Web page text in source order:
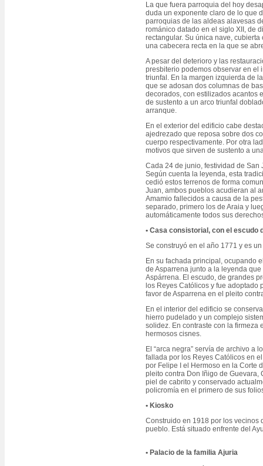
La que fuera parroquia del hoy
duda un exponente claro de lo que
parroquias de las aldeas alavesas
románico datado en el siglo XII, de
rectangular. Su única nave,
una cabecera recta en la que se
A pesar del deterioro y las
presbiterio podemos observar en el
triunfal. En la margen izquierda de
que se adosan dos columnas de
decorados, con estilizados acantos
de sustento a un arco triunfal
arranque.
En el exterior del edificio cabe
ajedrezado que reposa sobre dos
cuerpo respectivamente. Por otra
motivos que sirven de sustento a
Cada 24 de junio, festividad de San
Según cuenta la leyenda, esta
cedió estos terrenos de forma
Juan, ambos pueblos acudieran al
Amamio fallecidos a causa de la
separado, primero los de Araia y
automáticamente todos sus
• Casa consistorial, con el escudo
Se construyó en el año 1771 y es
En su fachada principal, ocupando
de Asparrena junto a la leyenda
Aspárrena. El escudo, de grandes
los Reyes Católicos y fue
favor de Asparrena en el pleito
En el interior del edificio se
hierro pudelado y un complejo
solidez. En contraste con la firmeza
hermosos cisnes.
El “arca negra” servía de archivo a
fallada por los Reyes Católicos en
por Felipe I el Hermoso en la Corte
pleito contra Don Iñigo de Guevara,
piel de cabrito y conservado
policromía en el primero de sus
• Kiosko
Construido en 1918 por los vecinos
pueblo. Está situado enfrente del
• Palacio de la familia Ajuria